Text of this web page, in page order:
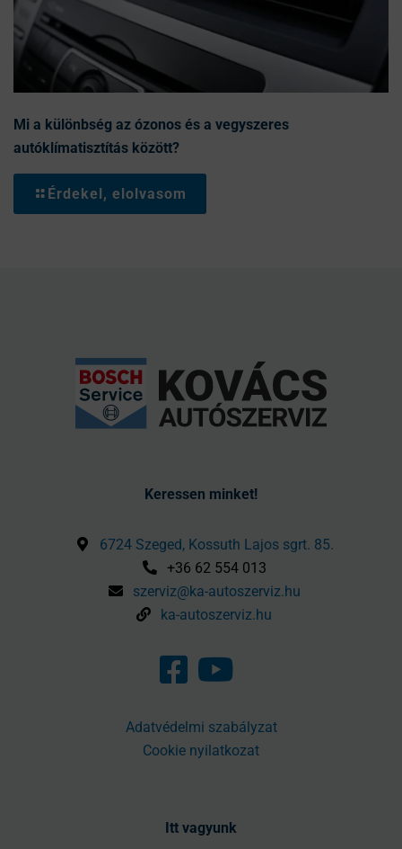
Mi a különbség az ózonos és a vegyszeres
autóklímatisztítás között?
Érdekel, elolvasom
Keressen minket!
6724 Szeged, Kossuth Lajos sgrt. 85.
+36 62 554 013
szerviz@ka-autoszerviz.hu
ka-autoszerviz.hu
Adatvédelmi szabályzat
Cookie nyilatkozat
Itt vagyunk